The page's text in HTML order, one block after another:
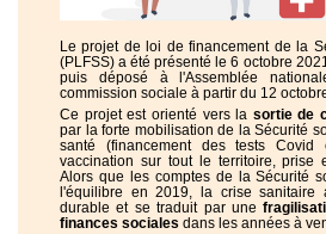
Le projet de loi de financement de la
(PLFSS) a été présenté le 6 octobre
puis déposé à l'Assemblée
commission sociale à partir du 12
Ce projet est orienté vers la sortie de
par la forte mobilisation de la Sécurité
santé (financement des tests
vaccination sur tout le territoire, prise
Alors que les comptes de la Sécurité
l'équilibre en 2019, la crise sanitaire
durable et se traduit par une
finances sociales dans les années à